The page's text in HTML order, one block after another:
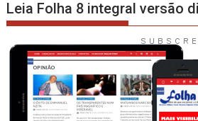
Leia Folha 8 integral versão